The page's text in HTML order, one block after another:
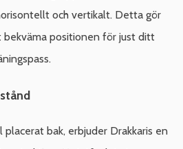
och vertikalt. Detta gör
positionen för just ditt
bak, erbjuder Drakkaris en